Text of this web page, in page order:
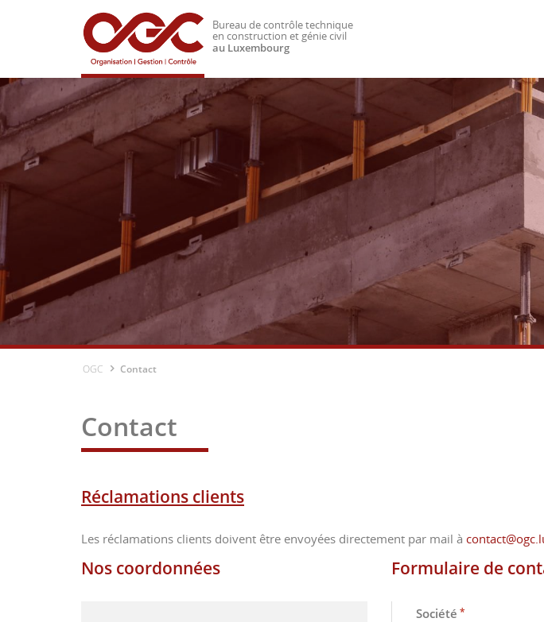
Bureau de contrôle technique
en construction et génie civil
au Luxembourg
OGC Contact
Contact
Réclamations clients
Les réclamations clients doivent être envoyées directement par mail à
Nos coordonnées Formulaire de
Société *